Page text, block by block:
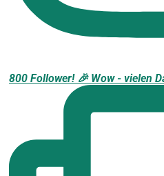
800 Follower! 🎉 Wow - vielen